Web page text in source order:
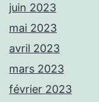
juin 2023
mai 2023
avril 2023
mars 2023
février 2023